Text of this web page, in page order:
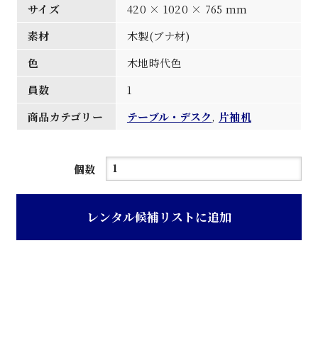
サイズ
420 × 1020 × 765 mm
素材
木製(ブナ材)
色
木地時代色
員数
1
商品カテゴリー
テーブル・デスク, 片袖机
個数
木
代
レンタル候補リストに追加